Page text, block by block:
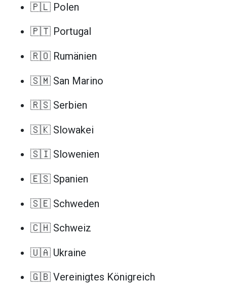
🇵🇱 Polen
🇵🇹 Portugal
🇷🇴 Rumänien
🇸🇲 San Marino
🇷🇸 Serbien
🇸🇰 Slowakei
🇸🇮 Slowenien
🇪🇸 Spanien
🇸🇪 Schweden
🇨🇭 Schweiz
🇺🇦 Ukraine
🇬🇧 Vereinigtes Königreich